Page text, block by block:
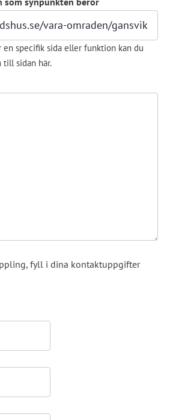
specifik sida eller funktion kan du
till sidan här.
fyll i dina kontaktuppgifter